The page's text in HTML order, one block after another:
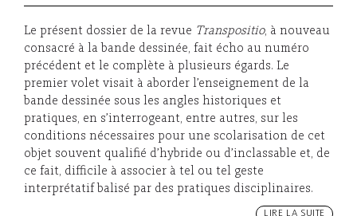
Le présent dossier de la revue Transpositio, à nouveau
consacré à la bande dessinée, fait écho au numéro
précédent et le complète à plusieurs égards. Le
premier volet visait à aborder l’enseignement de la
bande dessinée sous les angles historiques et
pratiques, en s’interrogeant, entre autres, sur les
conditions nécessaires pour une scolarisation de cet
objet souvent qualifié d’hybride ou d’inclassable et, de
ce fait, difficile à associer à tel ou tel geste
interprétatif balisé par des pratiques disciplinaires.
LIRE LA SUITE